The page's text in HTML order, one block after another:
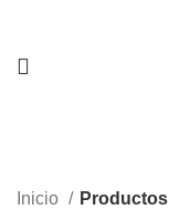
Inicio